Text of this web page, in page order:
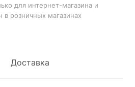
для интернет-магазина и
в розничных магазинах
Доставка